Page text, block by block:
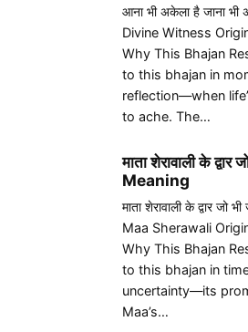
आना भी अकेला है जाना
Divine Witness
Why This Bhajan
to this bhajan in
reflection—when
to ache. The…
माता शेरावाली के
Meaning
माता शेरावाली के द्वार जो
Maa Sherawali
Why This Bhajan
to this bhajan in
uncertainty—its
Maa’s…